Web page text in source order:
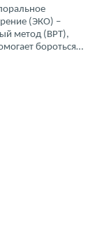
(ЭКО) –
метод (ВРТ),
бороться…